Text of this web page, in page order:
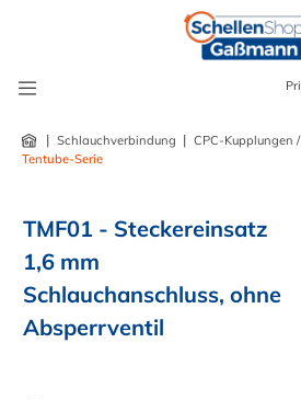
| Schlauchverbindung | CPC-Kupplungen
Tentube-Serie
TMF01 - Steckereinsatz
1,6 mm
Schlauchanschluss, ohne
Absperrventil